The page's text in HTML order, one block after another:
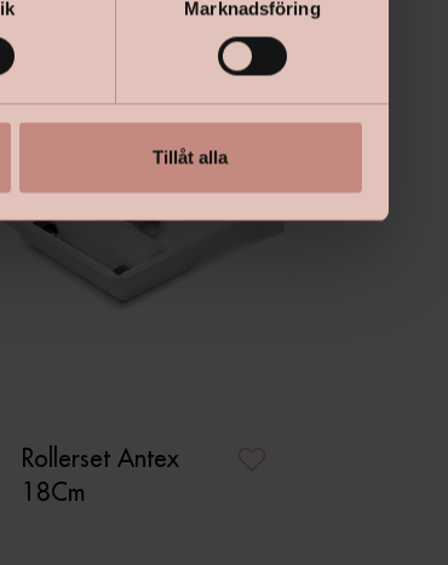
Marknadsföring
Tillåt alla
Rollerset Antex
18Cm